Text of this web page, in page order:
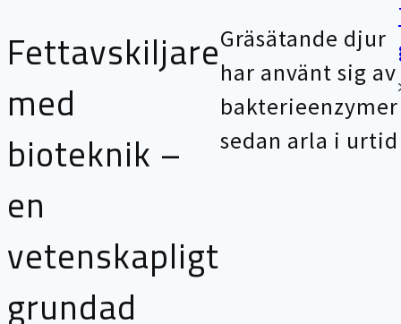
Fettavskiljare
med
bioteknik –
en
vetenskapligt
grundad
Gräsätande djur
har använt sig av
bakterieenzymer
sedan arla i urtid